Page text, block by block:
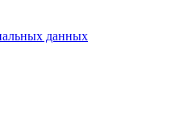
данных